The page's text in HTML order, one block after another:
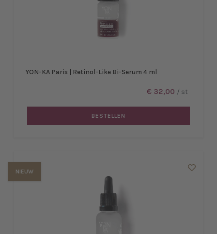
YON-KA Paris | Retinol-Like Bi-Serum 4 ml
€ 32,00 / st
BESTELLEN
NIEUW